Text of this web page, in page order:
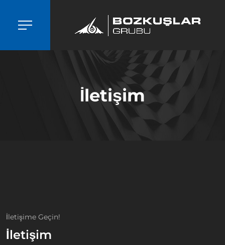
İletişim
İletişime Geçin!
İletişim